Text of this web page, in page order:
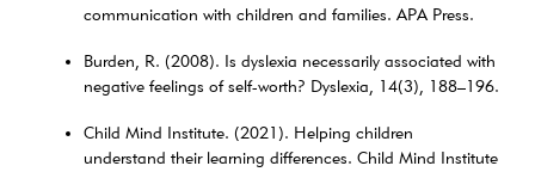
communication with children and families. APA Press.
Burden, R. (2008). Is dyslexia necessarily associated with
negative feelings of self-worth? Dyslexia, 14(3), 188–196.
Child Mind Institute. (2021). Helping children
understand their learning differences. Child Mind Institute